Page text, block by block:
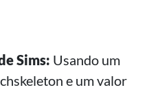
Sims: Usando um
e um valor